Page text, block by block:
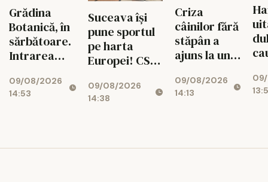
Grădina
Botanică, în
sărbătoare.
Intrarea
gratuită
pentru toți
09/08/2026
14:53
Suceava își
pune sportul
pe harta
Europei! CSU,
europeană
pentru a
09/08/2026
14:38
Criza
câinilor fără
stăpân a
ajuns la un
în județul
Iași
09/08/2026
14:13